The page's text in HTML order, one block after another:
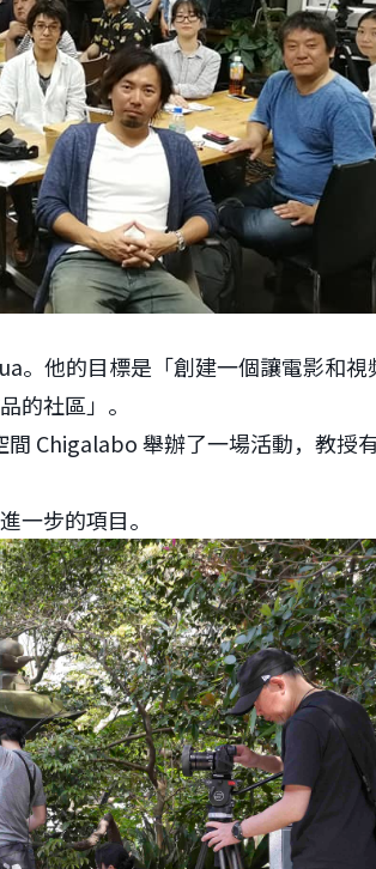
。他的目標是「創建一個讓電影和視
的社區」。
Chigalabo 舉辦了一場活動，教授
一步的項目。